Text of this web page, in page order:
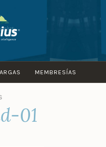
MEMBRESÍAS
01